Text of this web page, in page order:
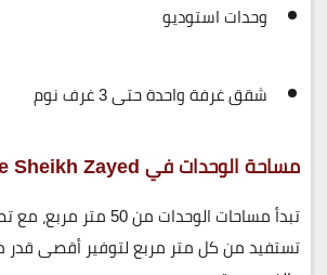
وحدات استوديو
شقق غرفة واحدة حتى 3 غرف نوم
مساحة الوحدات في D Mile Sheikh Zayed
تبدأ مساحات الوحدات من50 متر مربع
، مع
تستفيد من كل متر مربع لتوفير أقصى قدر